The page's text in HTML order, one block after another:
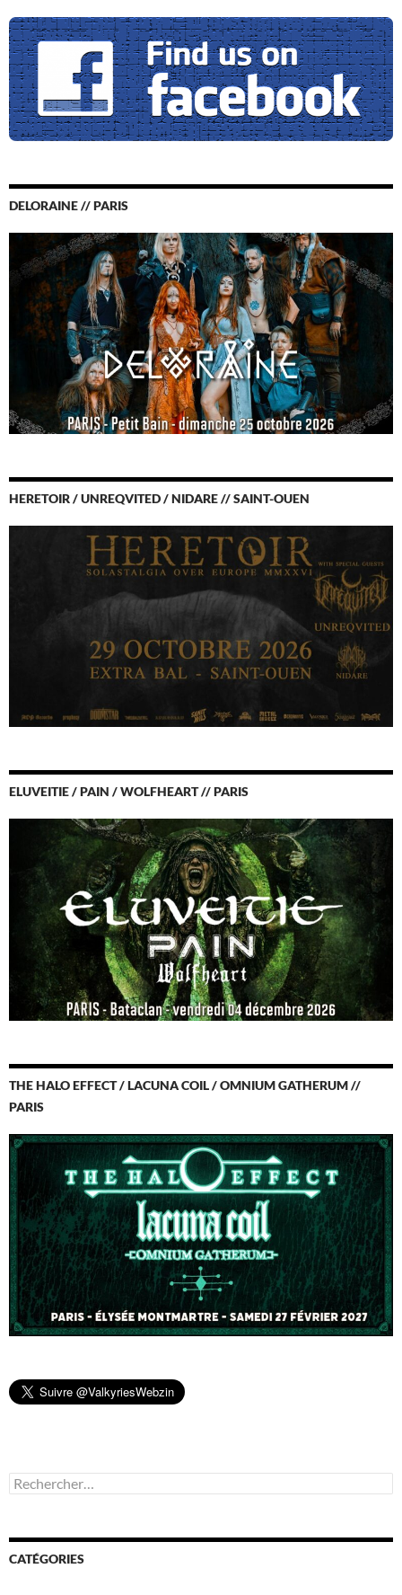
DELORAINE // PARIS
HERETOIR / UNREQVITED / NIDARE // SAINT-OUEN
ELUVEITIE / PAIN / WOLFHEART // PARIS
THE HALO EFFECT / LACUNA COIL / OMNIUM GATHERUM //
PARIS
Rechercher :
CATÉGORIES